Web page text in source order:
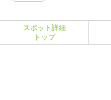
スポット詳細
トップ